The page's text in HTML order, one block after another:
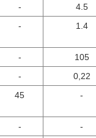
- 4.5
- 1.4
- 105
- 0,22
45 -
- -